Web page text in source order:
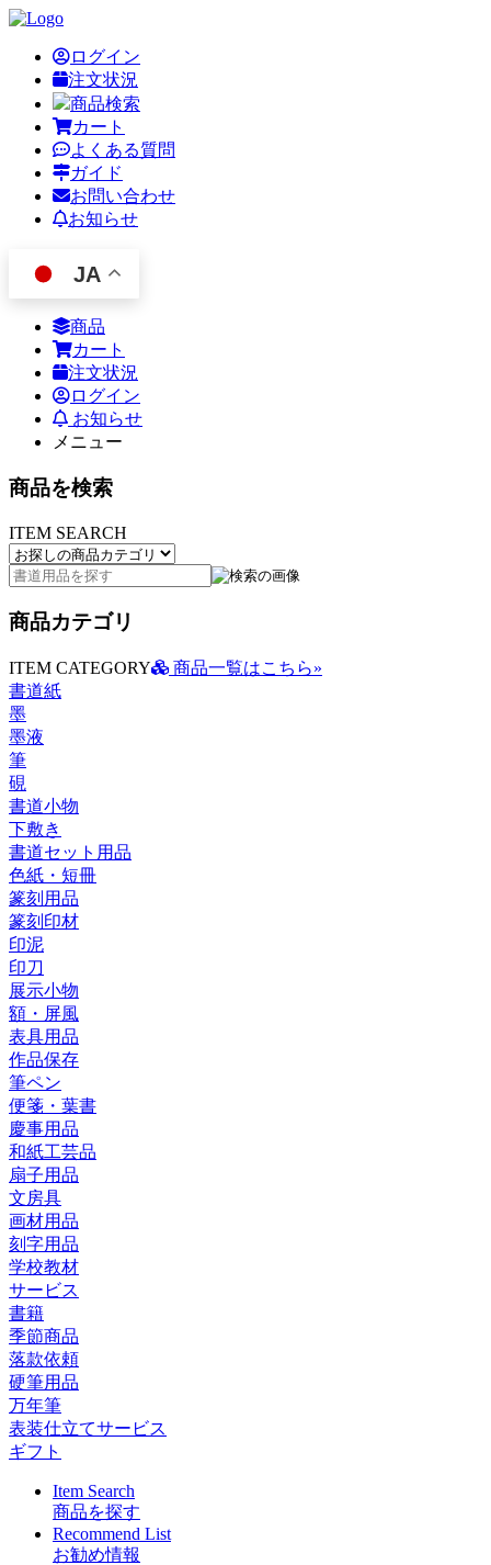
ログイン
注文状況
商品検索
カート
よくある質問
ガイド
お問い合わせ
お知らせ
JA
商品
カート
注文状況
ログイン
お知らせ
メニュー
商品を検索
ITEM SEARCH
商品カテゴリ
ITEM CATEGORY
商品一覧はこちら»
書道紙
墨
墨液
筆
硯
書道小物
下敷き
書道セット用品
色紙・短冊
篆刻用品
篆刻印材
印泥
印刀
展示小物
額・屏風
表具用品
作品保存
筆ペン
便箋・葉書
慶事用品
和紙工芸品
扇子用品
文房具
画材用品
刻字用品
学校教材
サービス
書籍
季節商品
落款依頼
硬筆用品
万年筆
表装仕立てサービス
ギフト
Item Search
商品を探す
Recommend List
お勧め情報